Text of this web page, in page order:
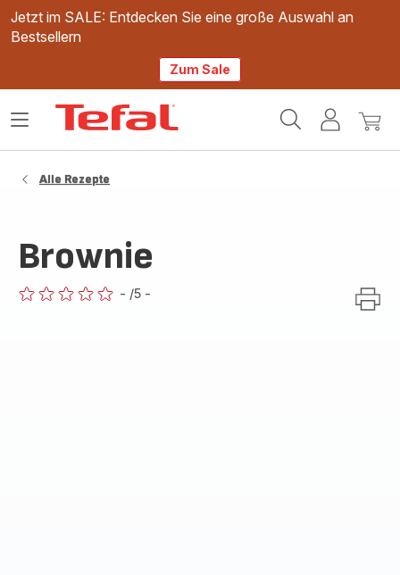
Jetzt im SALE: Entdecken Sie eine große Auswahl an
Bestsellern
Zum Sale
Mein
Mein
Das
Alle Rezepte
Brownie
- /5 -